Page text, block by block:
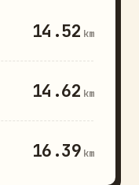
14.52 km
14.62 km
16.39 km